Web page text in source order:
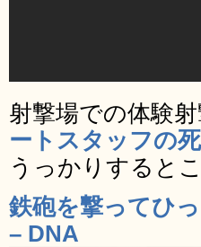
射撃場での体験
ートスタッフの
うっかりすると
鉄砲を撃ってひ
– DNA